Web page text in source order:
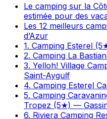
Le camping sur la
estimée pour des
Les 12 meilleurs
d’Azur
1. Camping Esterel
2. Camping La
3. Yelloh! Village
Saint-Aygulf
4. Camping Esterel
5. Camping
Tropez (5★) —
6. Riviera Camping